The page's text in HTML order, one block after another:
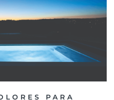
PARA